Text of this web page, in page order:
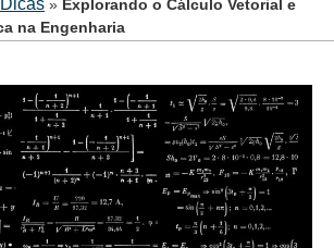
» Explorando o Cálculo Vetorial e
na Engenharia